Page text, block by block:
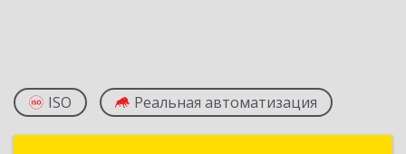
ISO Реальная автоматизация